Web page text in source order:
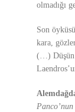
olmadığı
Son öyküsü
kara,
(…) Düşün
Panco’nun